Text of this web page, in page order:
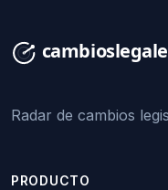
Radar de cambios
PRODUCTO